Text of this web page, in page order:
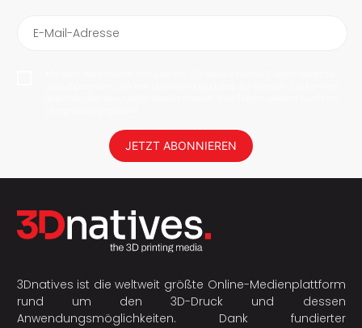
E-Mail-Adresse
JETZT ABONNIEREN
3Dnatives ist die weltweit größte Online-Medienplattform
rund um den 3D-Druck und dessen
Anwendungsmöglichkeiten. Dank fundierter